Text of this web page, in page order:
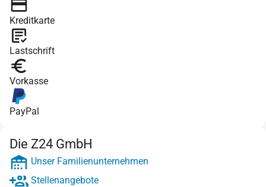
Kreditkarte
Lastschrift
Vorkasse
PayPal
Die Z24 GmbH
Unser Familienunternehmen
Stellenangebote